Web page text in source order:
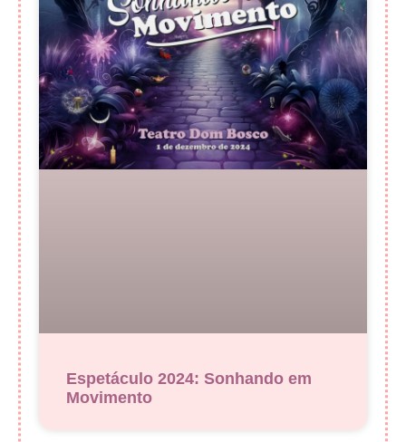
Espetáculo 2024: Sonhando em
Movimento